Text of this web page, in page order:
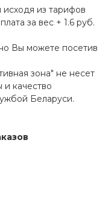
исходя из тарифов
за вес + 1.6 руб.
Вы можете посетив
зона" не несет
и качество
Беларуси.